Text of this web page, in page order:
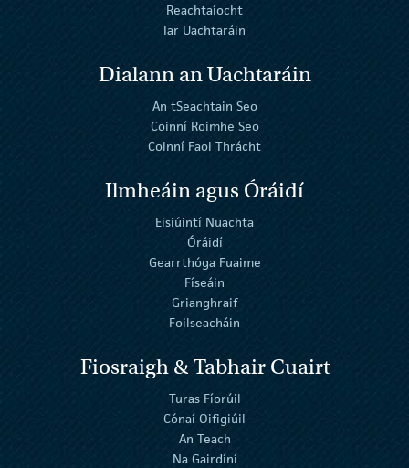
Reachtaíocht
Iar Uachtaráin
Dialann an Uachtaráin
An tSeachtain Seo
Coinní Roimhe Seo
Coinní Faoi Thrácht
Ilmheáin agus Óráidí
Eisiúintí Nuachta
Óráidí
Gearrthóga Fuaime
Físeáin
Grianghraif
Foilseacháin
Fiosraigh & Tabhair Cuairt
Turas Fíorúil
Cónaí Oifigiúil
An Teach
Na Gairdíní